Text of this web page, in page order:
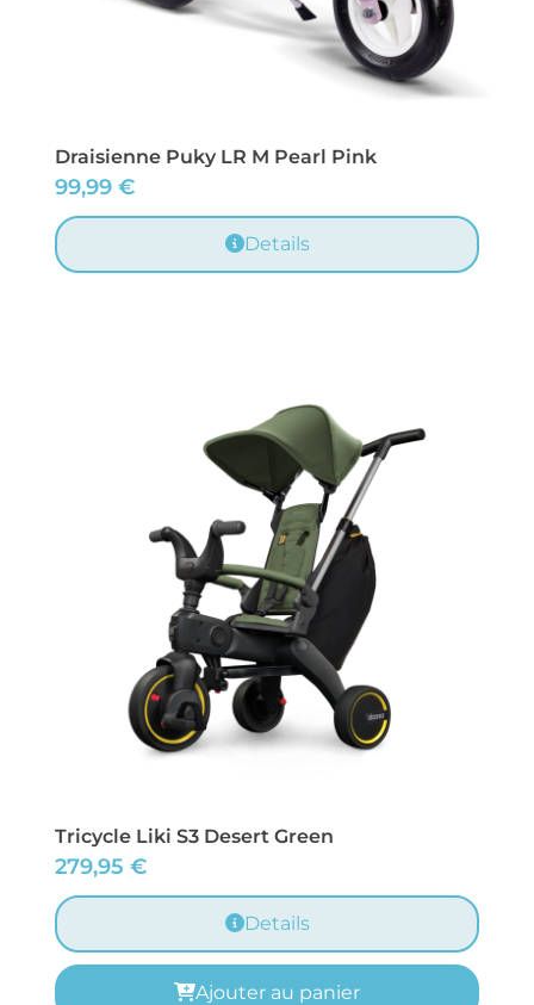
Draisienne Puky LR M Pearl Pink
99,99 €
Details
Tricycle Liki S3 Desert Green
279,95 €
Details
Ajouter au panier